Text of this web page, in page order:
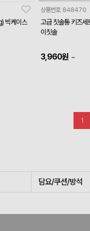
빅케이스
상품번호 848470
고급 칫솔통 키즈세
이칫솔
3,960원 ~
1
담요/쿠션/방석